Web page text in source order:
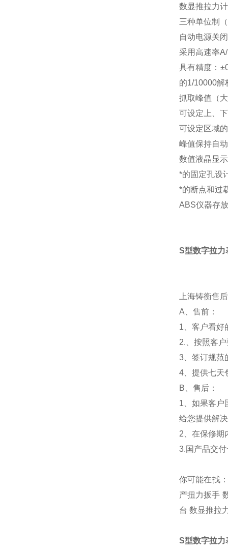
数显推拉力
三种单位制
自动电源关
采用高速率
具有精度：
的1/10000解
抓取峰值（
可设定上、
可设定区域
峰值保持自
数值液晶显
*的固定孔设
*的断点和过
ABS仪器存
S型数字拉力
上海铸衡售
A、售前：
1、客户看好
2.、按照客
3、签订规范
4、提供七天
B、售后：
1、如果客户
给您提供解
2、在保修期
3.国产品交
你可能在找
产扭力扳手
台 数显推拉
S型数字拉力